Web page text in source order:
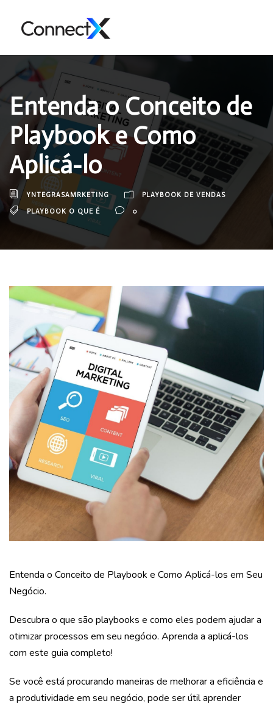
Entenda o Conceito de
Playbook e Como
Aplicá-lo
YNTEGRASAMRKETING PLAYBOOK DE VENDAS
PLAYBOOK O QUE É 0
Entenda o Conceito de Playbook e Como Aplicá-los em Seu
Negócio.
Descubra o que são playbooks e como eles podem ajudar a
otimizar processos em seu negócio. Aprenda a aplicá-los
com este guia completo!
Se você está procurando maneiras de melhorar a eficiência e
a produtividade em seu negócio, pode ser útil aprender